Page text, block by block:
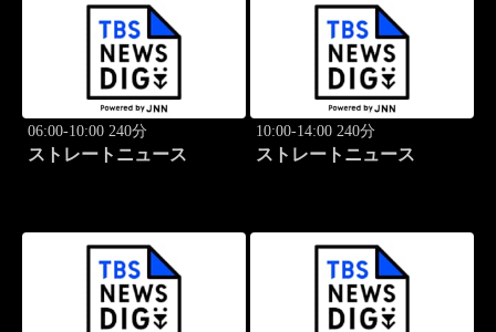
06:00-10:00 240分
ストレートニュース
10:00-14:00 240分
ストレートニュース